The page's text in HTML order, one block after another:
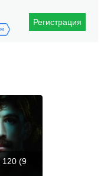
Регистрация
120 (9